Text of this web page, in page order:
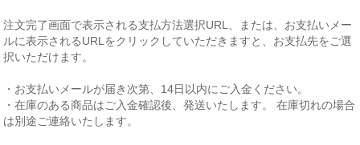
注文完了画面で表示される支払方法選択URL、または、お支払いメー
ルに表示されるURLをクリックしていただきますと、お支払先をご選
択いただけます。
・お支払いメールが届き次第、14日以内にご入金ください。
・在庫のある商品はご入金確認後、発送いたします。 在庫切れの場合
は別途ご連絡いたします。